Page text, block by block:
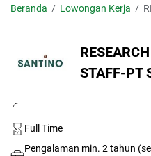
Beranda Lowongan Kerja
STAFF-PT
Full Time
Pengalaman min. 2 tahun